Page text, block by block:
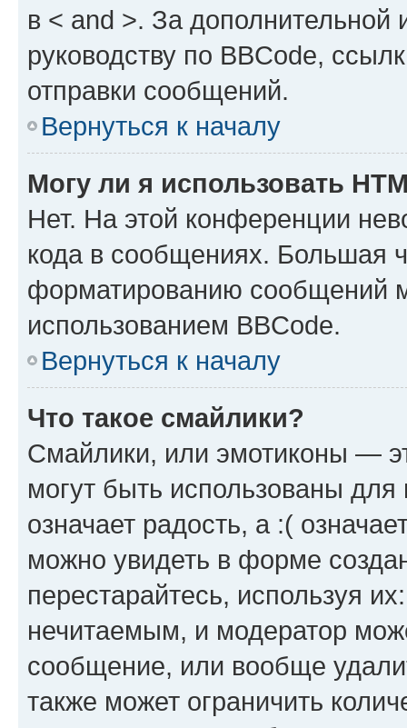
в < and >. За
руководству по BBCode,
отправки сообщений.
Вернуться к началу
Могу ли я использовать
Нет. На этой конференции
кода в сообщениях. Большая
форматированию сообщений
использованием BBCode.
Вернуться к началу
Что такое смайлики?
Смайлики, или эмотиконы —
могут быть использованы
означает радость, а :(
можно увидеть в форме
перестарайтесь, используя
нечитаемым, и модератор
сообщение, или вообще
также может ограничить